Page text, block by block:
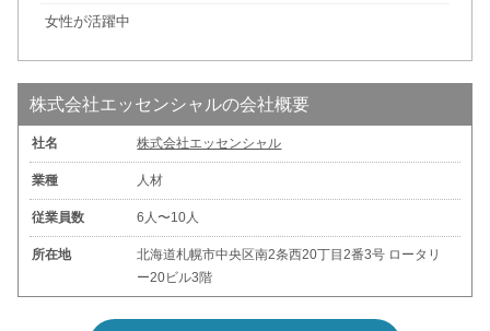
女性が活躍中
株式会社エッセンシャルの会社概要
社名 株式会社エッセンシャル
業種 人材
従業員数 6人〜10人
所在地
北海道札幌市中央区南2条西20丁目2番3号 ロータリ
ー20ビル3階